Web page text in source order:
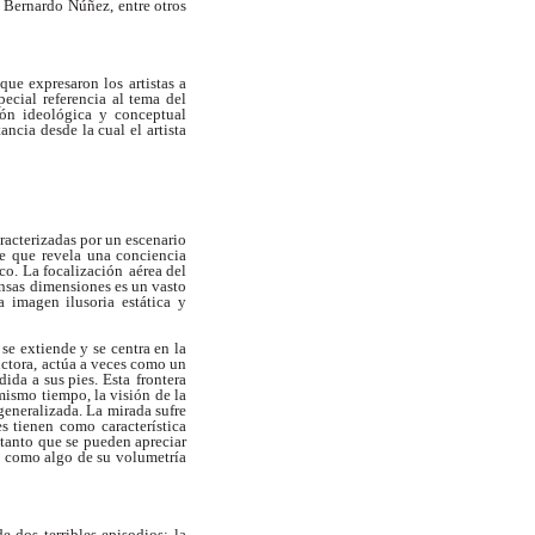
Bernardo Núñez, entre otros
expresaron los artistas a
referencia al tema del
ideológica y conceptual
desde la cual el artista
por un escenario
que revela una conciencia
La focalización aérea del
dimensiones es un vasto
imagen ilusoria estática y
extiende y se centra en la
actúa a veces como un
a sus pies. Esta frontera
tiempo, la visión de la
La mirada sufre
tienen como característica
que se pueden apreciar
como algo de su volumetría